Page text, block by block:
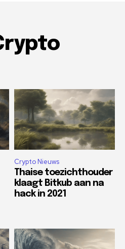
Crypto Nieuws
Thaise toezichthouder
klaagt Bitkub aan na
hack in 2021